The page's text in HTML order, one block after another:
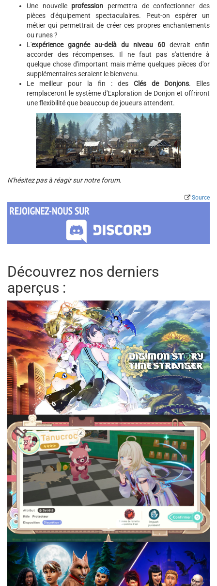
Une nouvelle profession permettra de confectionner des
pièces d'équipement spectaculaires. Peut-on espérer un
métier qui permettrait de créer ces propres enchantements
ou runes ?
L'expérience gagnée au-delà du niveau 60 devrait enfin
accorder des récompenses. Il ne faut pas s'attendre à
quelque chose d'important mais même quelques pièces d'or
supplémentaires seraient le bienvenu.
Le meilleur pour la fin : des Clés de Donjons. Elles
remplaceront le système d'Exploration de Donjon et offriront
une flexibilité que beaucoup de joueurs attendent.
N'hésitez pas à réagir sur notre forum.
Source
Découvrez nos derniers
aperçus :